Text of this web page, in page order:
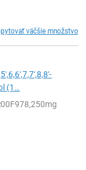
väčšie množstvo
(1…